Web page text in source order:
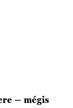
– mégis